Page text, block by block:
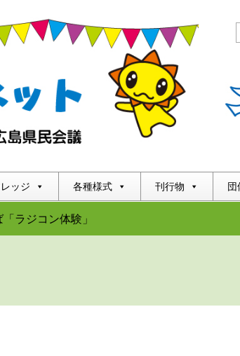
ッジ 各種様式 刊行物 団
ラジコン体験」